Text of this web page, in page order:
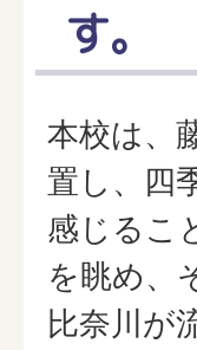
す。
本校は、
置し、四
感じるこ
を眺め、
比奈川が